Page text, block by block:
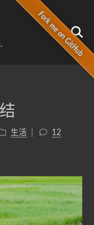
生活 12